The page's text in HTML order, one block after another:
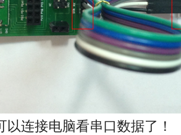
以连接电脑看串口数据了！